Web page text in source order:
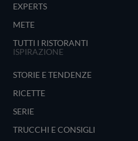
EXPERTS
METE
TUTTI I RISTORANTI
ISPIRAZIONE
STORIE E TENDENZE
RICETTE
SERIE
TRUCCHI E CONSIGLI